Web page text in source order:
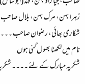
زہرا بہن، مرک بہن، بلال صاحب
شکاری بھائی، رضوان صاحب
نام میں لکھنا بھول گئی ہوں
شکریہ مبارک کے لئے ۔۔۔۔